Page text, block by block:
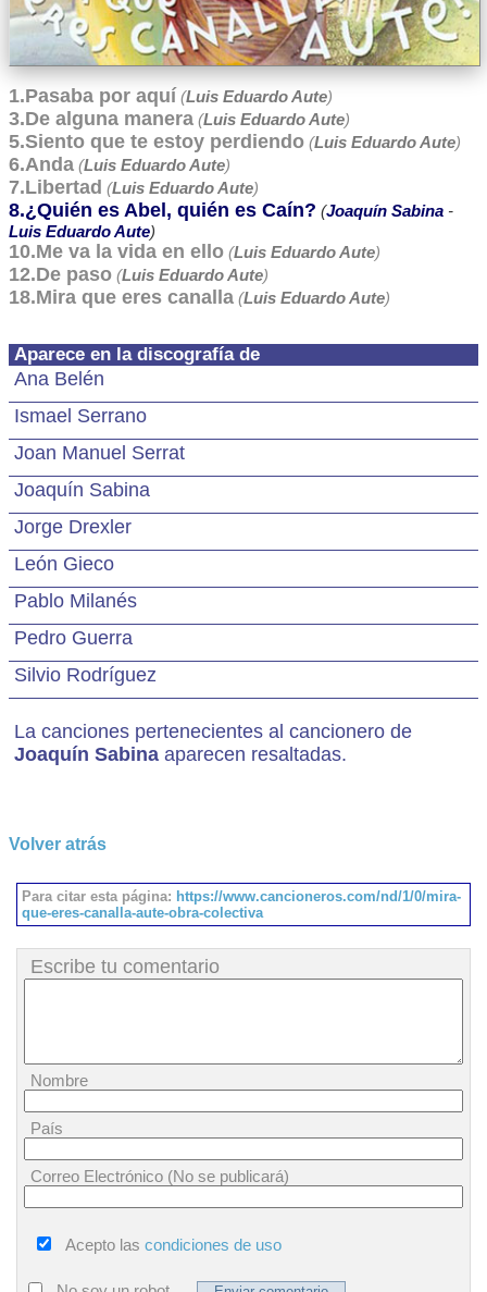
Aparece en la discografía de
Ana Belén
Ismael Serrano
Joan Manuel Serrat
Joaquín Sabina
Jorge Drexler
León Gieco
Pablo Milanés
Pedro Guerra
Silvio Rodríguez
La canciones pertenecientes al cancionero de
Joaquín Sabina aparecen resaltadas.
1.Pasaba por aquí (Luis Eduardo Aute)
3.De alguna manera (Luis Eduardo Aute)
5.Siento que te estoy perdiendo (Luis Eduardo Aute)
6.Anda (Luis Eduardo Aute)
7.Libertad (Luis Eduardo Aute)
8.¿Quién es Abel, quién es Caín? (Joaquín Sabina -
Luis Eduardo Aute)
10.Me va la vida en ello (Luis Eduardo Aute)
12.De paso (Luis Eduardo Aute)
18.Mira que eres canalla (Luis Eduardo Aute)
Volver atrás
Para citar esta página: https://www.cancioneros.com/nd/1/0/mira-
que-eres-canalla-aute-obra-colectiva
Escribe tu comentario
Nombre
País
Correo Electrónico (No se publicará)
Acepto las condiciones de uso